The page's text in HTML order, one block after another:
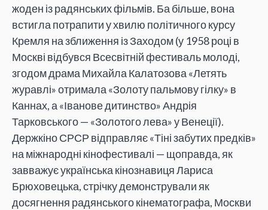
жоден із радянських фільмів. Ба більше, вона
встигла потрапити у хвилю політичного курсу
Кремля на зближення із Заходом (у 1958 році в
Москві відбувся Всесвітній фестиваль молоді,
згодом драма Михайла Калатозова «Летять
журавлі» отримала «Золоту пальмову гілку» в
Каннах, а «Іванове дитинство» Андрія
Тарковського — «Золотого лева» у Венеції).
Держкіно СРСР відправляє «Тіні забутих предків»
на міжнародні кінофестивалі — щоправда, як
завважує українська кінознавиця Лариса
Брюховецька, стрічку демонстрували як
досягнення радянського кінематографа, Москви